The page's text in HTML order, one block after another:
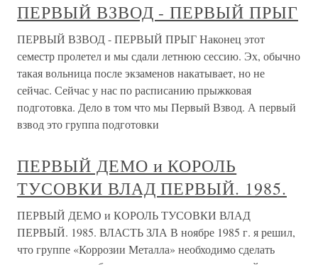
ПЕРВЫЙ ВЗВОД - ПЕРВЫЙ ПРЫГ
ПЕРВЫЙ ВЗВОД - ПЕРВЫЙ ПРЫГ Наконец этот
семестр пролетел и мы сдали летнюю сессию. Эх, обычно
такая вольница после экзаменов накатывает, но не
сейчас. Сейчас у нас по расписанию прыжковая
подготовка. Дело в том что мы Первый Взвод. А первый
взвод это группа подготовки
ПЕРВЫЙ ДЕМО и КОРОЛЬ
ТУСОВКИ ВЛАД ПЕРВЫЙ. 1985.
ПЕРВЫЙ ДЕМО и КОРОЛЬ ТУСОВКИ ВЛАД
ПЕРВЫЙ. 1985. ВЛАСТЬ ЗЛА В ноябре 1985 г. я решил,
что группе «Коррозии Метал­ла» необходимо сделать